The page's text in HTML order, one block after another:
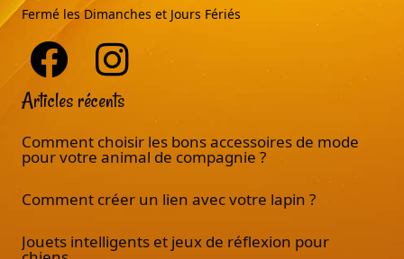
Fermé les Dimanches et Jours Fériés
Articles récents
Comment choisir les bons accessoires de mode
pour votre animal de compagnie ?
Comment créer un lien avec votre lapin ?
Jouets intelligents et jeux de réflexion pour